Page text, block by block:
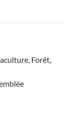
Forêt,